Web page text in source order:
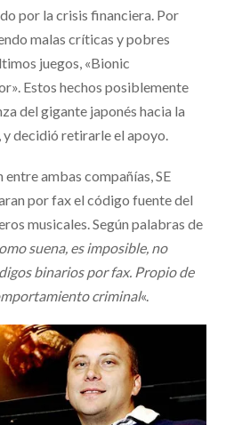
por la crisis financiera. Por
malas críticas y pobres
juegos, «Bionic
Estos hechos posiblemente
del gigante japonés hacia la
y decidió retirarle el apoyo.
ambas compañías, SE
por fax el código fuente del
musicales. Según palabras de
suena, es imposible, no
binarios por fax. Propio de
criminal«.